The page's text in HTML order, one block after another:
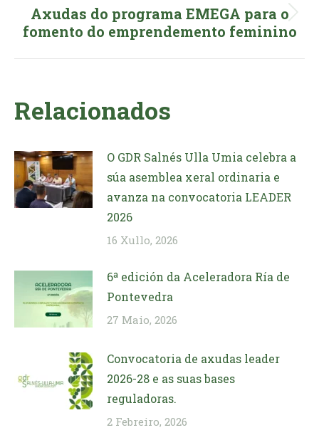
Next
post:
Axudas do programa EMEGA para o
fomento do emprendemento feminino
Relacionados
O GDR Salnés Ulla Umia celebra a
súa asemblea xeral ordinaria e
avanza na convocatoria LEADER
2026
16 Xullo, 2026
6ª edición da Aceleradora Ría de
Pontevedra
27 Maio, 2026
Convocatoria de axudas leader
2026-28 e as suas bases
reguladoras.
2 Febreiro, 2026